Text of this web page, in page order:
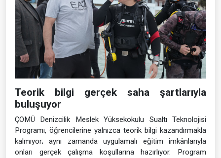
Teorik bilgi gerçek saha şartlarıyla
buluşuyor
ÇOMÜ Denizcilik Meslek Yüksekokulu Sualtı Teknolojisi
Programı, öğrencilerine yalnızca teorik bilgi kazandırmakla
kalmıyor; aynı zamanda uygulamalı eğitim imkânlarıyla
onları gerçek çalışma koşullarına hazırlıyor. Program